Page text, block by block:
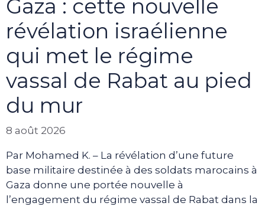
Gaza : cette nouvelle
révélation israélienne
qui met le régime
vassal de Rabat au pied
du mur
8 août 2026
Par Mohamed K. – La révélation d’une future
base militaire destinée à des soldats marocains à
Gaza donne une portée nouvelle à
l’engagement du régime vassal de Rabat dans la